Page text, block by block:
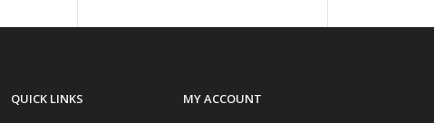
QUICK LINKS MY ACCOUNT